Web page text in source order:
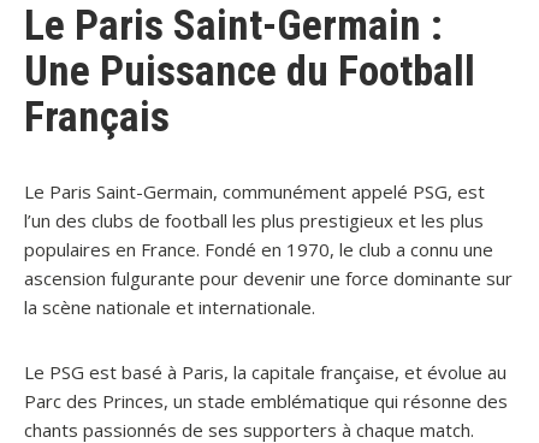
Le Paris Saint-Germain :
Une Puissance du Football
Français
Le Paris Saint-Germain, communément appelé PSG, est
l’un des clubs de football les plus prestigieux et les plus
populaires en France. Fondé en 1970, le club a connu une
ascension fulgurante pour devenir une force dominante sur
la scène nationale et internationale.
Le PSG est basé à Paris, la capitale française, et évolue au
Parc des Princes, un stade emblématique qui résonne des
chants passionnés de ses supporters à chaque match.